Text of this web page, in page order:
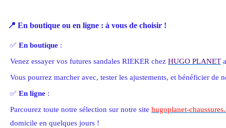
📍 En boutique ou en ligne : à vous de choisir !
✅ En boutique :
Venez essayer vos futures sandales RIEKER chez HUGO PLANET
Vous pourrez marcher avec, tester les ajustements, et bénéficier de
✅ En ligne :
Parcourez toute notre sélection sur notre site hugoplanet-
domicile en quelques jours !